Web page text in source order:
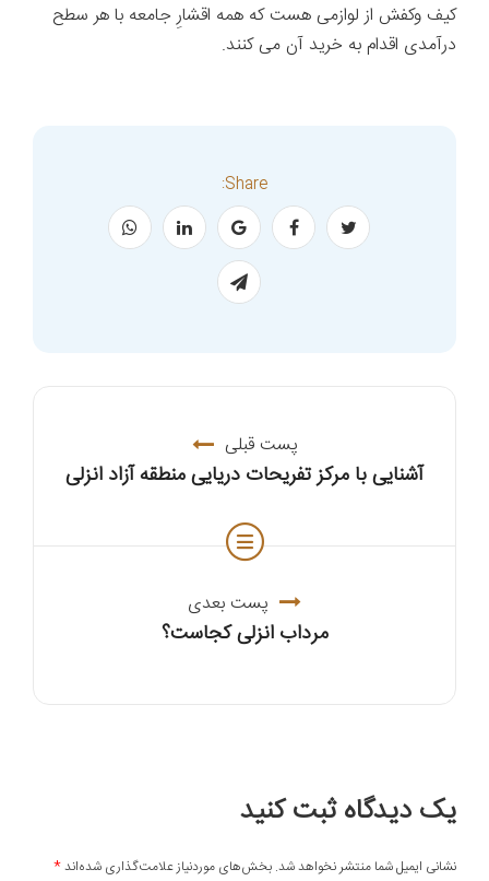
کیف وکفش از لوازمی هست که همه اقشارِ جامعه با هر سطح
درآمدی اقدام به خرید آن می کنند.
Share:
پست قبلی
آشنایی با مركز تفریحات دریایی منطقه آزاد انزلی
پست بعدی
مرداب انزلی کجاست؟
یک دیدگاه ثبت کنید
نشانی ایمیل شما منتشر نخواهد شد. بخش‌های موردنیاز علامت‌گذاری شده‌اند*